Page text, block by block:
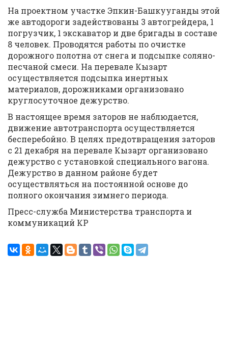
На проектном участке Эпкин-Башкууганды этой
же автодороги задействованы 3 автогрейдера, 1
погрузчик, 1 экскаватор и две бригады в составе
8 человек. Проводятся работы по очистке
дорожного полотна от снега и подсыпке соляно-
песчаной смеси. На перевале Кызарт
осуществляется подсыпка инертных
материалов, дорожниками организовано
круглосуточное дежурство.
В настоящее время заторов не наблюдается,
движение автотранспорта осуществляется
бесперебойно. В целях предотвращения заторов
с 21 декабря на перевале Кызарт организовано
дежурство с установкой специального вагона.
Дежурство в данном районе будет
осуществляться на постоянной основе до
полного окончания зимнего периода.
Пресс-служба Министерства транспорта и
коммуникаций КР